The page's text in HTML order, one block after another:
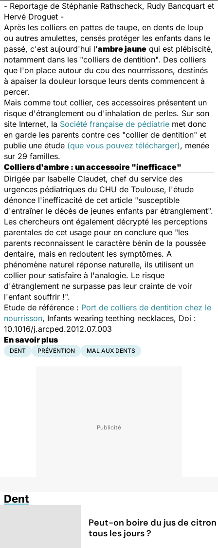
- Reportage de Stéphanie Rathscheck, Rudy Bancquart et
Hervé Droguet -
Après les colliers en pattes de taupe, en dents de loup
ou autres amulettes, censés protéger les enfants dans le
passé, c'est aujourd'hui l'ambre jaune qui est plébiscité,
notamment dans les "colliers de dentition". Des colliers
que l'on place autour du cou des nourrrissons, destinés
à apaiser la douleur lorsque leurs dents commencent à
percer.
Mais comme tout collier, ces accessoires présentent un
risque d'étranglement ou d'inhalation de perles. Sur son
site Internet, la Société française de pédiatrie met donc
en garde les parents contre ces "collier de dentition" et
publie une étude (que vous pouvez télécharger), menée
sur 29 familles.
Colliers d'ambre : un accessoire "inefficace"
Dirigée par Isabelle Claudet, chef du service des
urgences pédiatriques du CHU de Toulouse, l'étude
dénonce l'inefficacité de cet article "susceptible
d'entraîner le décès de jeunes enfants par étranglement".
Les chercheurs ont également décrypté les perceptions
parentales de cet usage pour en conclure que "les
parents reconnaissent le caractère bénin de la poussée
dentaire, mais en redoutent les symptômes. A
phénomène naturel réponse naturelle, ils utilisent un
collier pour satisfaire à l'analogie. Le risque
d'étranglement ne surpasse pas leur crainte de voir
l'enfant souffrir !".
Etude de référence : Port de colliers de dentition chez le
nourrisson, Infants wearing teething necklaces, Doi :
10.1016/j.arcped.2012.07.003
En savoir plus
DENT PRÉVENTION MAL AUX DENTS
Dent
Peut-on boire du jus de citron
tous les jours ?